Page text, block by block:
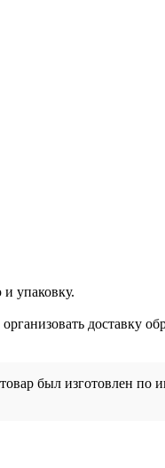
упаковку.
доставку
был изготовлен по